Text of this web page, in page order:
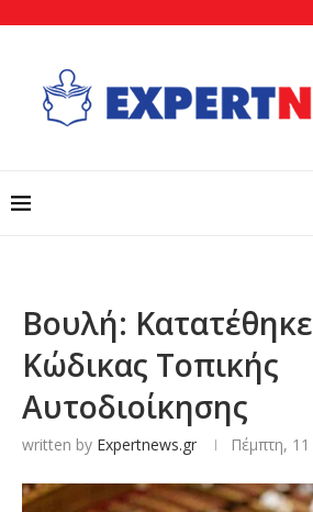
Βουλή:
Κώδικας Τοπικής
Αυτοδιοίκησης
written by Expertnews.gr Πέμπτη,